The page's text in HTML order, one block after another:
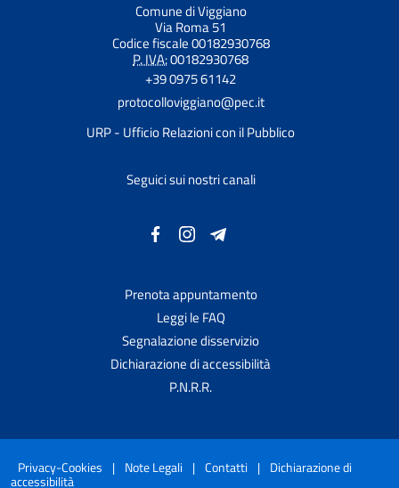
Comune di Viggiano
Via Roma 51
Codice fiscale 00182930768
P. IVA:00182930768
+39 0975 61142
protocolloviggiano@pec.it
URP - Ufficio Relazioni con il Pubblico
Seguici sui nostri canali
Prenota appuntamento
Leggi le FAQ
Segnalazione disservizio
Dichiarazione di accessibilità
P.N.R.R.
Privacy-Cookies | Note Legali | Contatti | Dichiarazione di
accessibilità